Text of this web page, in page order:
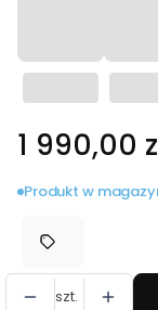
Cena
1 990,00
Produkt w
szt.